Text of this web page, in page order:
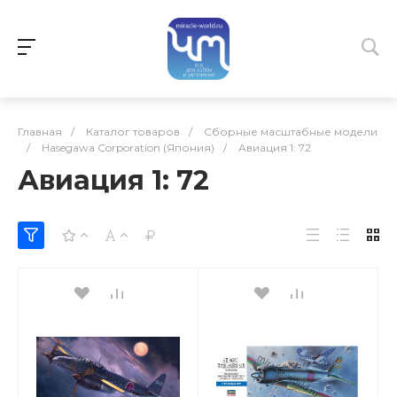
Главная / Каталог товаров /
Сборные масштабные модели
/
Hasegawa Corporation (Япония) / Авиация 1: 72
Авиация 1: 72